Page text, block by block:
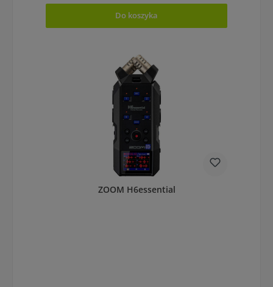
Do koszyka
ZOOM H6essential